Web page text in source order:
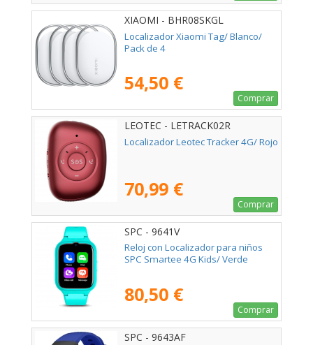
XIAOMI - BHR08SKGL
Localizador Xiaomi Tag/ Blanco/
Pack de 4
54,50 €
Comprar
LEOTEC - LETRACK02R
Localizador Leotec Tracker 4G/ Rojo
70,99 €
Comprar
SPC - 9641V
Reloj con Localizador para niños
SPC Smartee 4G Kids/ Verde
80,50 €
Comprar
SPC - 9643AF